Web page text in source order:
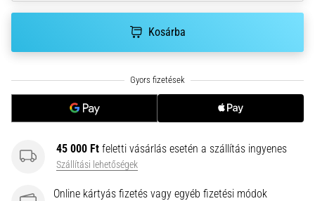
•
11 perces olvasási idő
kezelés
és
megelőzés
Kosárba
45 000 Ft feletti vásárlás esetén a szállítás ingyenes
Szállítási lehetőségek
Online kártyás fizetés vagy egyéb fizetési módok